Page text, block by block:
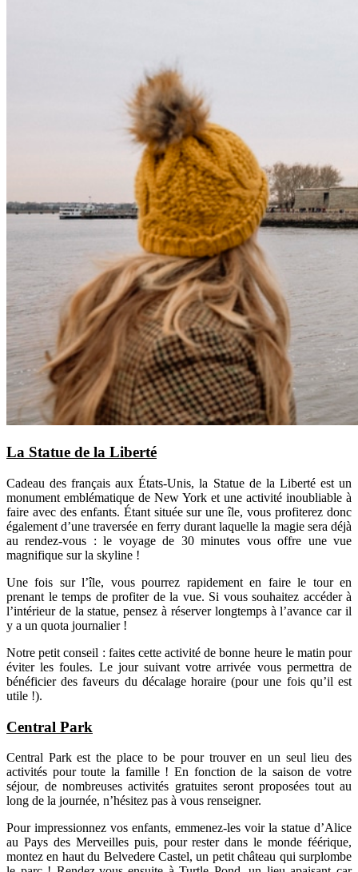
La Statue de la Liberté
Cadeau des français aux États-Unis, la Statue de la Liberté est un
monument emblématique de New York et une activité inoubliable à
faire avec des enfants. Étant située sur une île, vous profiterez donc
également d’une traversée en ferry durant laquelle la magie sera déjà
au rendez-vous : le voyage de 30 minutes vous offre une vue
magnifique sur la skyline !
Une fois sur l’île, vous pourrez rapidement en faire le tour en
prenant le temps de profiter de la vue. Si vous souhaitez accéder à
l’intérieur de la statue, pensez à réserver longtemps à l’avance car il
y a un quota journalier !
Notre petit conseil : faites cette activité de bonne heure le matin pour
éviter les foules. Le jour suivant votre arrivée vous permettra de
bénéficier des faveurs du décalage horaire (pour une fois qu’il est
utile !).
Central Park
Central Park est the place to be pour trouver en un seul lieu des
activités pour toute la famille ! En fonction de la saison de votre
séjour, de nombreuses activités gratuites seront proposées tout au
long de la journée, n’hésitez pas à vous renseigner.
Pour impressionnez vos enfants, emmenez-les voir la statue d’Alice
au Pays des Merveilles puis, pour rester dans le monde féérique,
montez en haut du Belvedere Castel, un petit château qui surplombe